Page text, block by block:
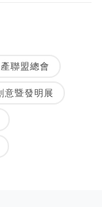
聯盟總會
意暨發明展